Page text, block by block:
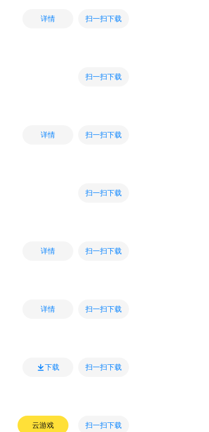
详情 扫一扫下载
扫一扫下载
详情 扫一扫下载
扫一扫下载
详情 扫一扫下载
详情 扫一扫下载
下载 扫一扫下载
云游戏 扫一扫下载